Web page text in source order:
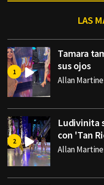
LAS
Tamara
sus ojos
Allan
Ludivinita
con 'Tan
Allan